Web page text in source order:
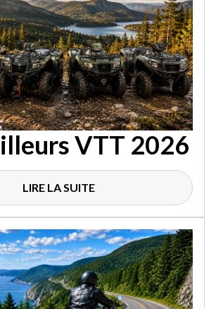
VTT 2026
LIRE LA SUITE